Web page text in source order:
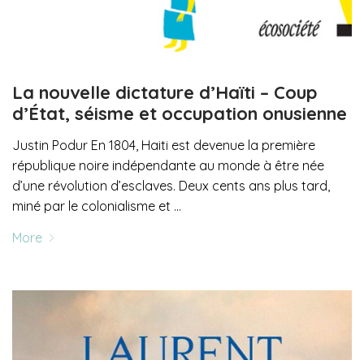
La nouvelle dictature d’Haïti – Coup
d’État, séisme et occupation onusienne
Justin Podur En 1804, Haiti est devenue la première
république noire indépendante au monde à être née
d’une révolution d’esclaves. Deux cents ans plus tard,
miné par le colonialisme et …
More